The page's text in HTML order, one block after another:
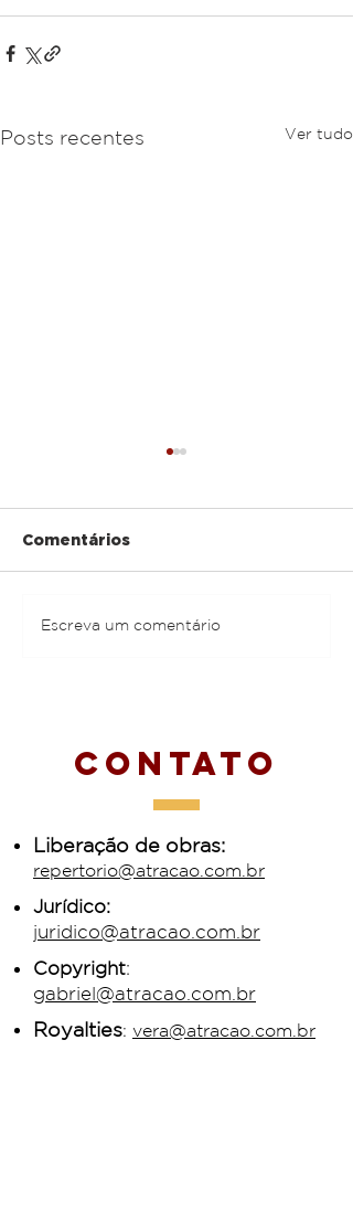
Posts recentes Ver tudo
Comentários
Escreva um comentário
Contato
Liberação de obras:
repertorio@atracao.com.br
Jurídico:
juridico@atracao.com.br
Copyright:
gabriel@atracao.com.br
Royalties: vera@atracao.com.br